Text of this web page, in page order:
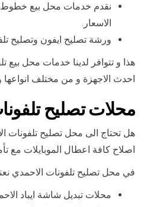
نقدم خدمات محل بيع خطوط
الاسعار.
ورشة تصليح ايفون وتصليح
هذا و تتوافر لدينا خدمات محل بيع
احدث الاجهزة و من مختلف انواعها
محلات تصليح
هل تحتاج الى محل تصليح تلفونات
اصلاح كافة اعطال الموبايلات مع
في محل تصليح تلفونات الاحمدي
محلات تبديل شاشة ايباد